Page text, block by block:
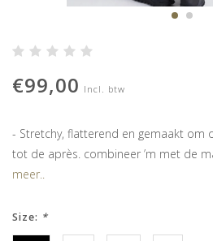
€99,00 Incl. btw
- Stretchy, flatterend en gemaakt om
tot de après. combineer ’m met de
meer..
Size: *